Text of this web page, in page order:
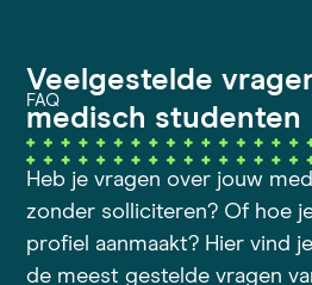
FAQ
Veelgestelde
medisch studenten
Heb je vragen over jouw
zonder solliciteren? Of hoe
profiel aanmaakt? Hier vind
de meest gestelde vragen